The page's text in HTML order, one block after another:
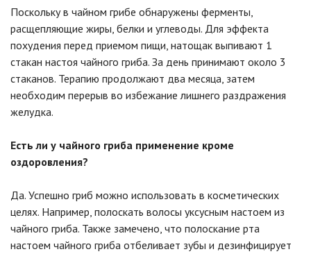
Поскольку в чайном грибе обнаружены ферменты,
расщепляющие жиры, белки и углеводы. Для эффекта
похудения перед приемом пищи, натощак выпивают 1
стакан настоя чайного гриба. За день принимают около 3
стаканов. Терапию продолжают два месяца, затем
необходим перерыв во избежание лишнего раздражения
желудка.
Есть ли у чайного гриба применение кроме
оздоровления?
Да. Успешно гриб можно использовать в косметических
целях. Например, полоскать волосы уксусным настоем из
чайного гриба. Также замечено, что полоскание рта
настоем чайного гриба отбеливает зубы и дезинфицирует